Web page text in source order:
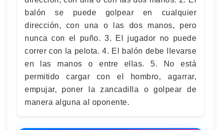
balón se puede golpear en cualquier
dirección, con una o las dos manos, pero
nunca con el puño. 3. El jugador no puede
correr con la pelota. 4. El balón debe llevarse
en las manos o entre ellas. 5. No está
permitido cargar con el hombro, agarrar,
empujar, poner la zancadilla o golpear de
manera alguna al oponente.